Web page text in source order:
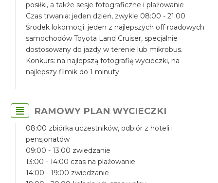
posiłki, a także sesje fotograficzne i plażowanie
Czas trwania: jeden dzień, zwykle 08:00 - 21:00
Środek lokomocji: jeden z najlepszych off roadowych
samochodów Toyota Land Cruiser, specjalnie
dostosowany do jazdy w terenie lub mikrobus.
Konkurs: na najlepszą fotografię wycieczki, na
najlepszy filmik do 1 minuty
RAMOWY PLAN WYCIECZKI
08:00 zbiórka uczestników, odbiór z hoteli i
pensjonatów
09:00 - 13:00 zwiedzanie
13:00 - 14:00 czas na plażowanie
14:00 - 19:00 zwiedzanie